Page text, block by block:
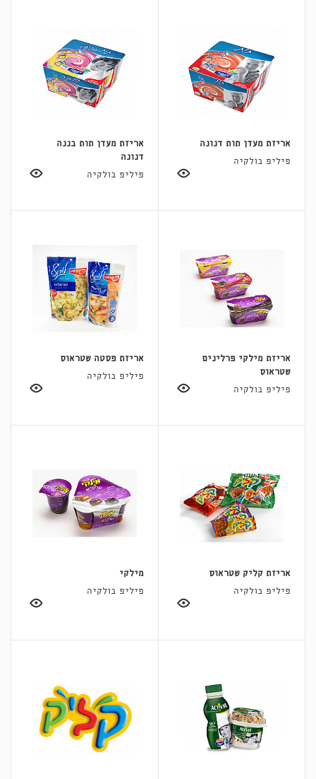
אריזת מעדן תות דנונה
פיליפ בולקיה
אריזת מעדן תות בננה
דנונה
פיליפ בולקיה
אריזת מילקי פרלינים
שטראוס
פיליפ בולקיה
אריזת פסטה שטראוס
פיליפ בולקיה
אריזת קליק שטראוס
פיליפ בולקיה
מילקי
פיליפ בולקיה